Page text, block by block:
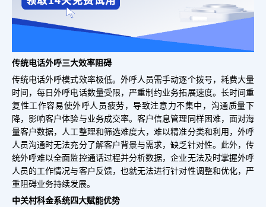
传统电话外呼三大效率阻碍
传统电话外呼模式效率极低。外呼人员需手动逐个拨号，耗费大量
时间，每日外呼电话数量受限，严重制约业务拓展速度。长时间重
复性工作容易使外呼人员疲劳，导致注意力不集中，沟通质量下
降，影响客户体验与业务成交率。客户信息管理同样困难，面对海
量客户数据，人工整理和筛选难度大，难以精准分类和利用，外呼
人员沟通时无法充分了解客户背景与需求，缺乏针对性。此外，传
统外呼难以全面监控通话过程并分析数据，企业无法及时掌握外呼
人员的工作情况与客户反馈，也就无法进行针对性调整和优化，严
重阻碍业务持续发展。
中关村科金系统四大赋能优势